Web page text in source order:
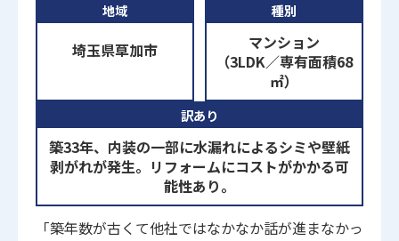
地域
埼玉県草加市
種別
マンション
（3LDK／専有面積68
㎡）
訳あり
築33年、内装の一部に水漏れによるシミや壁紙
剥がれが発生。リフォームにコストがかかる可
能性あり。
「築年数が古くて他社ではなかなか話が進まなかっ